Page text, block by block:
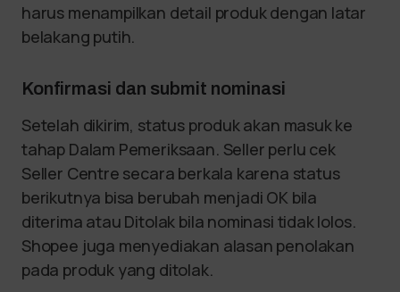
harus menampilkan detail produk dengan latar
belakang putih.
Konfirmasi dan submit nominasi
Setelah dikirim, status produk akan masuk ke
tahap Dalam Pemeriksaan. Seller perlu cek
Seller Centre secara berkala karena status
berikutnya bisa berubah menjadi OK bila
diterima atau Ditolak bila nominasi tidak lolos.
Shopee juga menyediakan alasan penolakan
pada produk yang ditolak.